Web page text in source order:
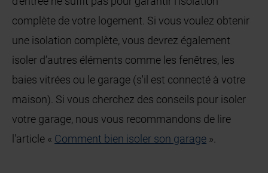
complète de votre logement. Si vous voulez obtenir
une isolation complète, vous devrez également
isoler d’autres éléments comme les fenêtres, les
baies vitrées ou le garage (s'il est connecté à votre
maison). Si vous cherchez des conseils pour isoler
votre garage, nous vous recommandons de lire
l'article « Comment bien isoler son garage ».